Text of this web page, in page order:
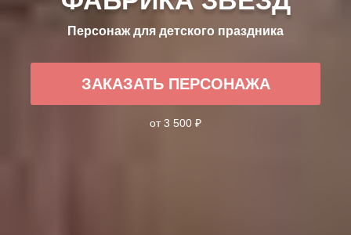
Персонаж для детского праздника
ЗАКАЗАТЬ ПЕРСОНАЖА
от 3 500 ₽